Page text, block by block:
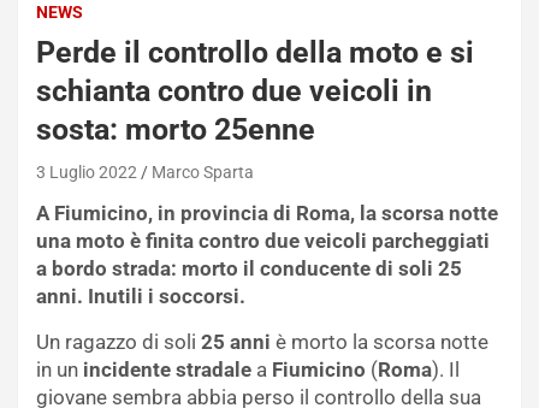
NEWS
Perde il controllo della moto e si
schianta contro due veicoli in
sosta: morto 25enne
3 Luglio 2022 Marco Sparta
A Fiumicino, in provincia di Roma, la scorsa notte
una moto è finita contro due veicoli parcheggiati
a bordo strada: morto il conducente di soli 25
anni. Inutili i soccorsi.
Un ragazzo di soli 25 anni è morto la scorsa notte
in un incidente stradale a Fiumicino (Roma). Il
giovane sembra abbia perso il controllo della sua